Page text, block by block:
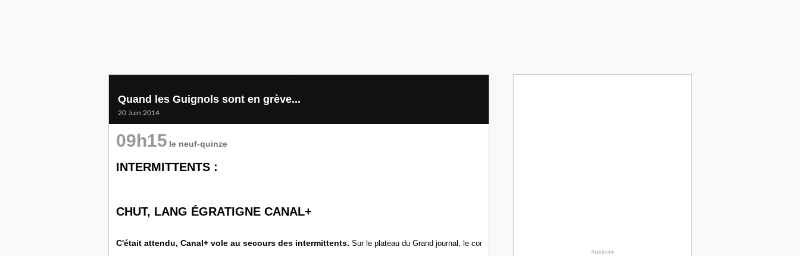
Quand les Guignols sont en grève...
20 Juin 2014
09h15 le neuf-quinze
INTERMITTENTS :
CHUT, LANG ÉGRATIGNE CANAL+
C'était attendu, Canal+ vole au secours des intermittents. Sur le plateau du Grand journal, le comédien
Publicité